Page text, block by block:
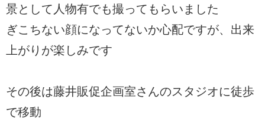
景として人物有でも撮ってもらいました
ぎこちない顔になってないか心配ですが、出来
上がりが楽しみです
その後は藤井販促企画室さんのスタジオに徒歩
で移動